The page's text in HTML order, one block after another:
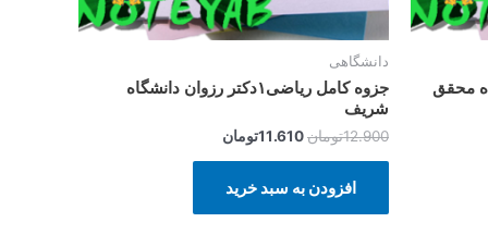
محقق
دانشگاهی
جزوه کامل ریاضی۱دکتر رزوان دانشگاه
شریف
12.900تومان11.610تومان
افزودن به سبد خرید